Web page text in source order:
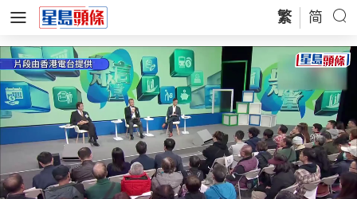
繁 简